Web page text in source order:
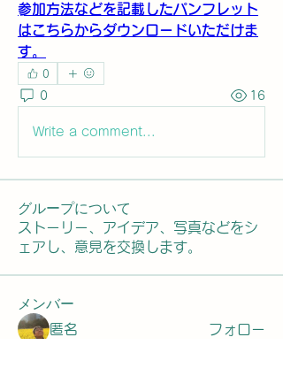
​参加方法などを記載したパンフレット
はこちらからダウンロードいただけま
す。
0
0 16
Write a comment...
グループについて
ストーリー、アイデア、写真などをシ
ェアし、意見を交換します。
メンバー
匿名 フォロー